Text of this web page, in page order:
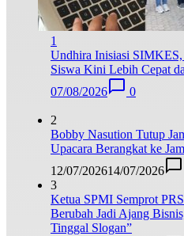
1
Undhira Inisiasi SIMKES,
Siswa Kini Lebih Cepat
07/08/2026
0
2
Bobby Nasution Tutup
Upacara Berangkat ke
12/07/202614/07/2026
3
Ketua SPMI Semprot
Berubah Jadi Ajang
Tinggal Slogan”